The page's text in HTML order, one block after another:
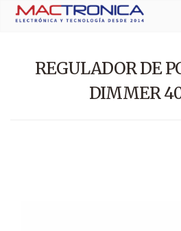
REGULADOR DE
DIMMER